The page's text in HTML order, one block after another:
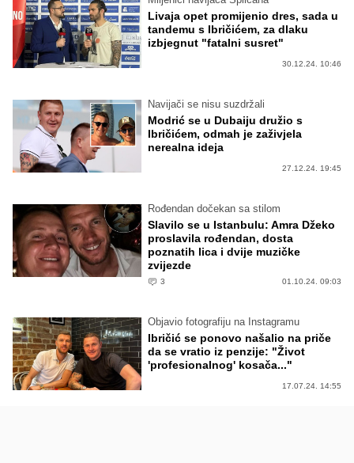
Livaja opet promijenio dres, sada u
tandemu s Ibričićem, za dlaku
izbjegnut "fatalni susret"
30.12.24. 10:46
Navijači se nisu suzdržali
Modrić se u Dubaiju družio s
Ibričićem, odmah je zaživjela
nerealna ideja
27.12.24. 19:45
Rođendan dočekan sa stilom
Slavilo se u Istanbulu: Amra Džeko
proslavila rođendan, dosta
poznatih lica i dvije muzičke
zvijezde
3 01.10.24. 09:03
Objavio fotografiju na Instagramu
Ibričić se ponovo našalio na priče
da se vratio iz penzije: "Život
'profesionalnog' kosača..."
17.07.24. 14:55